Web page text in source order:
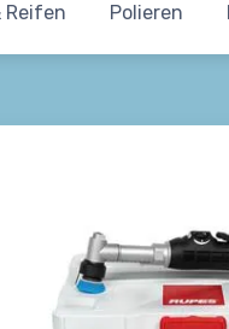
Reifen Polieren